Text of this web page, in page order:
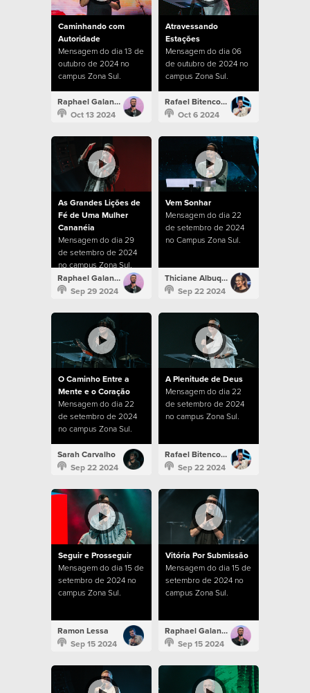
Caminhando com
Autoridade
Mensagem do dia 13 de
outubro de 2024 no
campus Zona Sul.
Raphael Galante
Oct 13 2024
Atravessando
Estações
Mensagem do dia 06
de outubro de 2024 no
campus Zona Sul.
Rafael Bitencourt
Oct 6 2024
As Grandes Lições de
Fé de Uma Mulher
Cananéia
Mensagem do dia 29
de setembro de 2024
no campus Zona Sul.
Raphael Galante
Sep 29 2024
Vem Sonhar
Mensagem do dia 22
de setembro de 2024
no Campus Zona Sul.
Thiciane Albuquerque
Sep 22 2024
O Caminho Entre a
Mente e o Coração
Mensagem do dia 22
de setembro de 2024
no campus Zona Sul.
Sarah Carvalho
Sep 22 2024
A Plenitude de Deus
Mensagem do dia 22
de setembro de 2024
no campus Zona Sul.
Rafael Bitencourt
Sep 22 2024
Seguir e Prosseguir
Mensagem do dia 15 de
setembro de 2024 no
campus Zona Sul.
Ramon Lessa
Sep 15 2024
Vitória Por Submissão
Mensagem do dia 15 de
setembro de 2024 no
campus Zona Sul.
Raphael Galante
Sep 15 2024